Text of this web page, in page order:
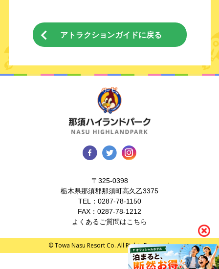
アトラクションガイドに戻る
〒325-0398
栃木県那須郡那須町高久乙3375
TEL： 0287-78-1150
FAX：0287-78-1212
よくあるご質問はこちら
© Towa Nasu Resort Co. All Rights Reserved.